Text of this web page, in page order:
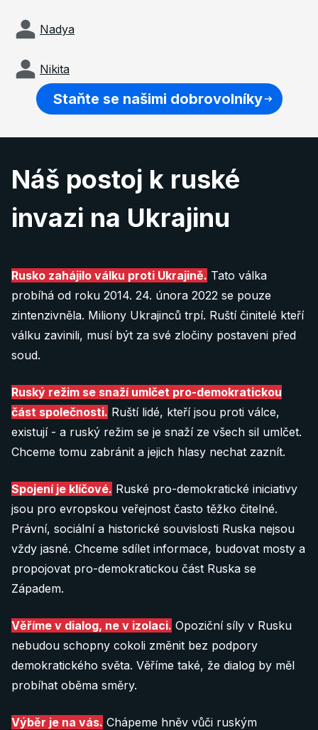
Nadya
Nikita
Staňte se našimi dobrovolníky
Náš postoj k ruské
invazi na Ukrajinu
Rusko zahájilo válku proti Ukrajině. Tato válka
probíhá od roku 2014. 24. února 2022 se pouze
zintenzivněla. Miliony Ukrajinců trpí. Ruští činitelé kteří
válku zavinili, musí být za své zločiny postaveni před
soud.
Ruský režim se snaží umlčet pro-demokratickou
část společnosti. Ruští lidé, kteří jsou proti válce,
existují - a ruský režim se je snaží ze všech sil umlčet.
Chceme tomu zabránit a jejich hlasy nechat zaznít.
Spojení je klíčové. Ruské pro-demokratické iniciativy
jsou pro evropskou veřejnost často těžko čitelné.
Právní, sociální a historické souvislosti Ruska nejsou
vždy jasné. Chceme sdílet informace, budovat mosty a
propojovat pro-demokratickou část Ruska se
Západem.
Věříme v dialog, ne v izolaci. Opoziční síly v Rusku
nebudou schopny cokoli změnit bez podpory
demokratického světa. Věříme také, že dialog by měl
probíhat oběma směry.
Výběr je na vás. Chápeme hněv vůči ruským